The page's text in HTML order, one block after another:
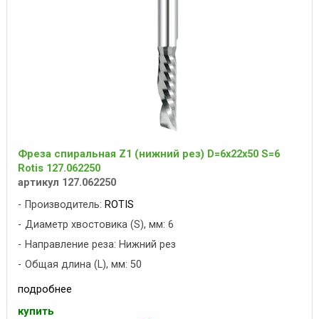
Фреза спиральная Z1 (нижний рез) D=6x22x50 S=6
Rotis 127.062250
артикул 127.062250
Производитель: ROTIS
Диаметр хвостовика (S), мм: 6
Направление реза: Нижний рез
Общая длина (L), мм: 50
подробнее
купить